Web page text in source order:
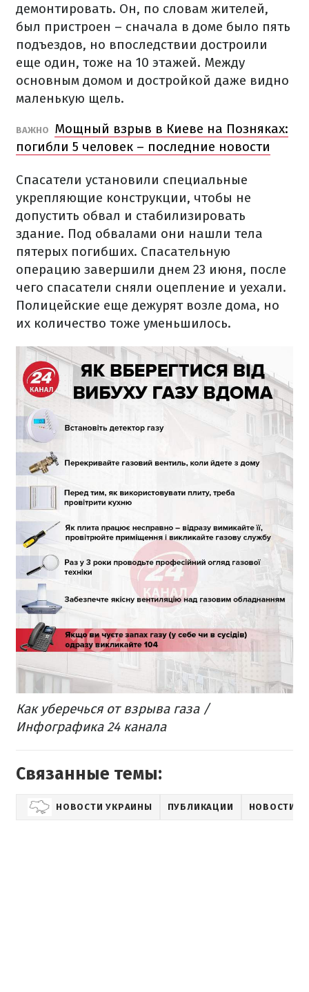
демонтировать. Он, по словам жителей,
был пристроен – сначала в доме было пять
подъездов, но впоследствии достроили
еще один, тоже на 10 этажей. Между
основным домом и достройкой даже видно
маленькую щель.
ВАЖНО
Мощный взрыв в Киеве на Позняках:
погибли 5 человек – последние новости
Спасатели установили специальные
укрепляющие конструкции, чтобы не
допустить обвал и стабилизировать
здание. Под обвалами они нашли тела
пятерых погибших. Спасательную
операцию завершили днем 23 июня, после
чего спасатели сняли оцепление и уехали.
Полицейские еще дежурят возле дома, но
их количество тоже уменьшилось.
Как уберечься от взрыва газа /
Инфографика 24 канала
Связанные темы:
НОВОСТИ УКРАИНЫ ПУБЛИКАЦИИ НОВОСТИ